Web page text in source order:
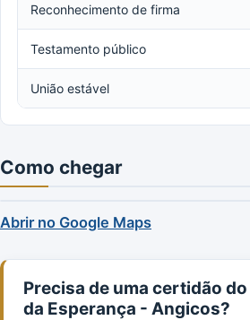
Reconhecimento de firma
Testamento público
União estável
Como chegar
Abrir no Google Maps
Precisa de uma certidão
da Esperança - Angicos?